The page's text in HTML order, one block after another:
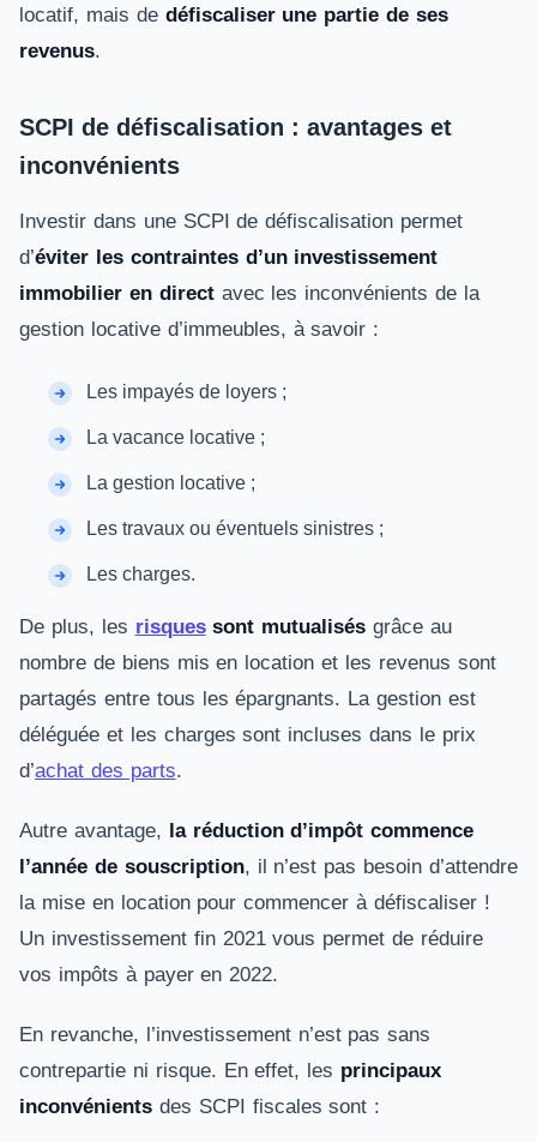
locatif, mais de défiscaliser une partie de ses
revenus.
SCPI de défiscalisation : avantages et
inconvénients
Investir dans une SCPI de défiscalisation permet
d’éviter les contraintes d’un investissement
immobilier en directavec les inconvénients de la
gestion locative d’immeubles, à savoir :
Les impayés de loyers ;
La vacance locative ;
La gestion locative ;
Les travaux ou éventuels sinistres ;
Les charges.
De plus, les risquessont mutualisés grâce au
nombre de biens mis en location et les revenus sont
partagés entre tous les épargnants. La gestion est
déléguée et les charges sont incluses dans le prix
d’achat des parts.
Autre avantage, la réduction d’impôt commence
l’année de souscription, il n’est pas besoin d’attendre
la mise en location pour commencer à défiscaliser !
Un investissement fin 2021 vous permet de réduire
vos impôts à payer en 2022.
En revanche, l’investissement n’est pas sans
contrepartie ni risque. En effet, les principaux
inconvénients des SCPI fiscales sont :